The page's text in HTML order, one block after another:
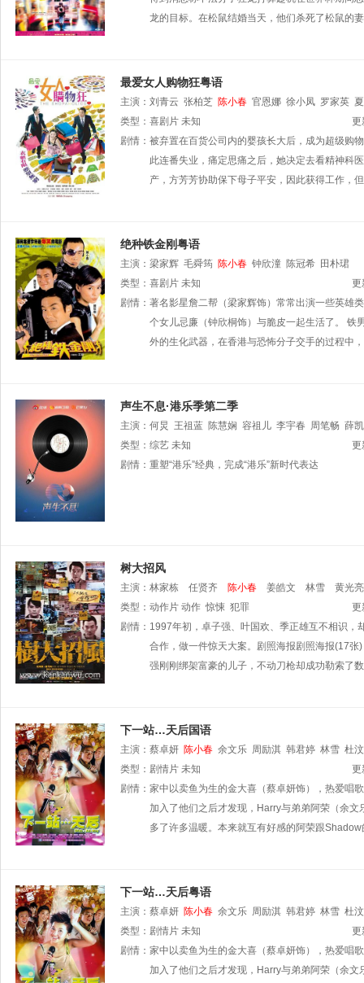
龙的目标。在松鼠结婚当天，他们杀死了松鼠的
最爱女人购物狂粤语
主演： 刘青云 张柏芝 陈小春 官恩娜 徐小凤 罗家英
类型： 喜剧片 未知
更
剧情： 被弃置在百货公司内的婴孩长大后，成为超级购
此连番失业，痛定思痛之后，她决定去看精神科
产，方芳芳协助保下母子平安，因此获得工作，
绝种铁金刚粤语
主演： 梁家辉 毛舜筠 陈小春 钟欣潼 陈冠希 田朴珺
类型： 喜剧片 未知
更
剧情： 著名影星詹二帮（梁家辉饰）常常出演一些英雄
个女儿忌廉（钟欣桐饰）与脆皮一起生活了。 铁
外的生化武器，在香港与恐怖分子交手的过程中
声生不息·港乐季第二季
主演： 何炅 王祖蓝 陈慧娴 容祖儿 李宇春 周笔畅 薛
类型： 综艺 未知
更
剧情： 重塑“港乐”经典，完成“港乐”新时代表达
树大招风
主演： 林家栋 任贤齐 陈小春 姜皓文 林雪
黄光亮
类型： 动作片 动作 惊悚 犯罪
更
剧情： 1997年初，卓子强、叶国欢、季正雄互不相识，
合作，做一件惊天大案。剧照海报剧照海报(17
强刚刚绑架富豪的儿子，不动刀枪却成功勒索了
下一站…天后国语
主演： 蔡卓妍 陈小春 余文乐 周励淇 韩君婷 林雪 杜
类型： 剧情片 未知
更
剧情： 家中以卖鱼为生的金大喜（蔡卓妍饰），热爱唱
加入了他们之后才发现，Harry与弟弟阿荣（余
多了许多温暖。本来就互有好感的阿荣跟
下一站…天后粤语
主演： 蔡卓妍 陈小春 余文乐 周励淇 韩君婷 林雪 杜
类型： 剧情片 未知
更
剧情： 家中以卖鱼为生的金大喜（蔡卓妍饰），热爱唱
加入了他们之后才发现，Harry与弟弟阿荣（余